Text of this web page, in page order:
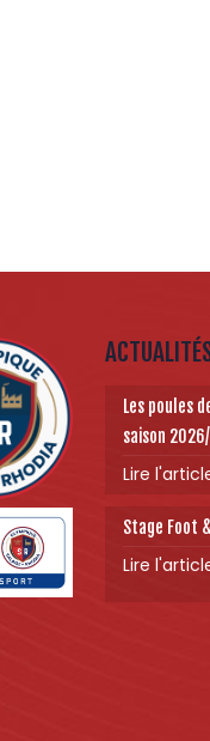
Les poules
saison
Lire
Stage Foot
Lire